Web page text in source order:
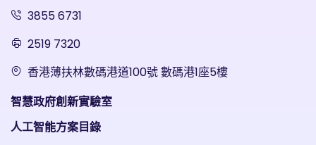
3855 6731
2519 7320
香港薄扶林數碼港道100號 數碼港1座5樓
智慧政府創新實驗室
人工智能方案目錄